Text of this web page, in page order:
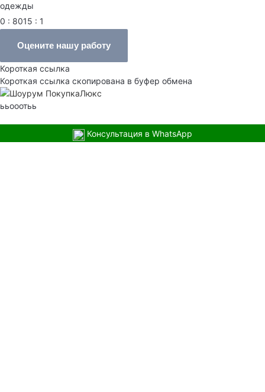
одежды
0 : 8015 : 1
Оцените нашу работу
Короткая ссылка
Короткая ссылка скопирована в буфер обмена
ььооотьь
Консультация в WhatsApp